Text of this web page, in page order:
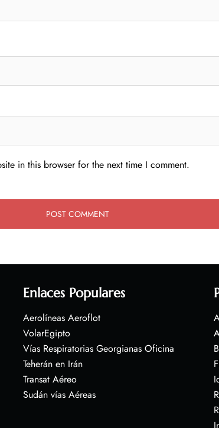
in this browser for the next time I comment.
Enlaces Populares
Aerolíneas Aeroflot
VolarEgipto
Vías Respiratorias Georgianas Oficina
Teherán en Irán
Transat Aéreo
Sudán vías Aéreas